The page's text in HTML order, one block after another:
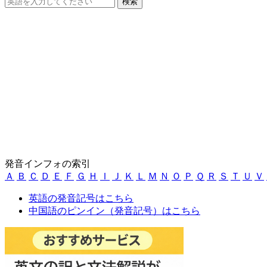
発音インフォの索引
Ａ
Ｂ Ｃ Ｄ Ｅ Ｆ Ｇ Ｈ Ｉ Ｊ Ｋ Ｌ Ｍ Ｎ Ｏ Ｐ Ｑ Ｒ Ｓ Ｔ Ｕ Ｖ
英語の発音記号はこちら
中国語のピンイン（発音記号）はこちら